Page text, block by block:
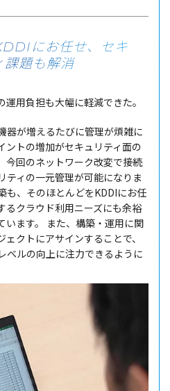
にお任せ、セキ
課題も解消
運用負担も大幅に軽減できた。
器が増えるたびに管理が煩雑に
ントの増加がセキュリティ面の
今回のネットワーク改変で接続
ティの一元管理が可能になりま
も、そのほとんどをKDDIにお任
るクラウド利用ニーズにも余裕
ます。
また、 構築 ・ 運用に関
ェクト にアサインすることで、
ベルの向上に注力できるように